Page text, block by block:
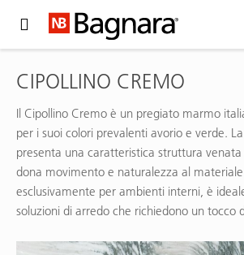
CIPOLLINO CREMO
Il Cipollino Cremo è un pregiato marmo
per i suoi colori prevalenti avorio e verde.
presenta una caratteristica struttura
dona movimento e naturalezza al
esclusivamente per ambienti interni, è
soluzioni di arredo che richiedono un tocco